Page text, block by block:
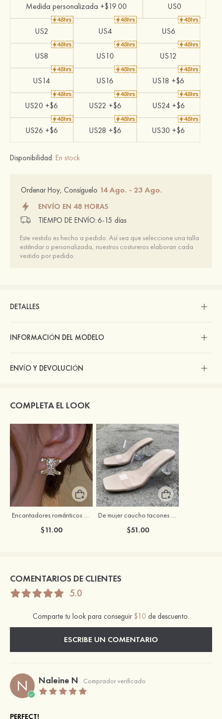
Medida personalizada +$19.00 US0
US2 US4 US6
US8 US10 US12
US14 US16 US18 +$6
US20 +$6 US22 +$6 US24 +$6
US26 +$6 US28 +$6 US30 +$6
Disponibilidad: En stock
Ordenar Hoy, Consíguelo 14 Ago. - 23 Ago.
ENVÍO EN 48 HORAS
TIEMPO DE ENVÍO: 6-15 días
Este vestido es hecho a pedido. Así sea que seleccione una talla
estándar o personalizada, nuestros costureros elaboran cada
vestido por pedido.
DETALLES
INFORMACIÓN DEL MODELO
ENVÍO Y DEVOLUCIÓN
COMPLETA EL LOOK
Encantadores románticos espléndido circón pendientes
$11.00
De mujer caucho tacones punta abierta sandalias tacón cristal zapatos de moda
$51.00
COMENTARIOS DE CLIENTES
5.0
Comparte tu look para conseguir $10 de descuento.
ESCRIBE UN COMENTARIO
N Naleine N Comprador verificado
PERFECT!